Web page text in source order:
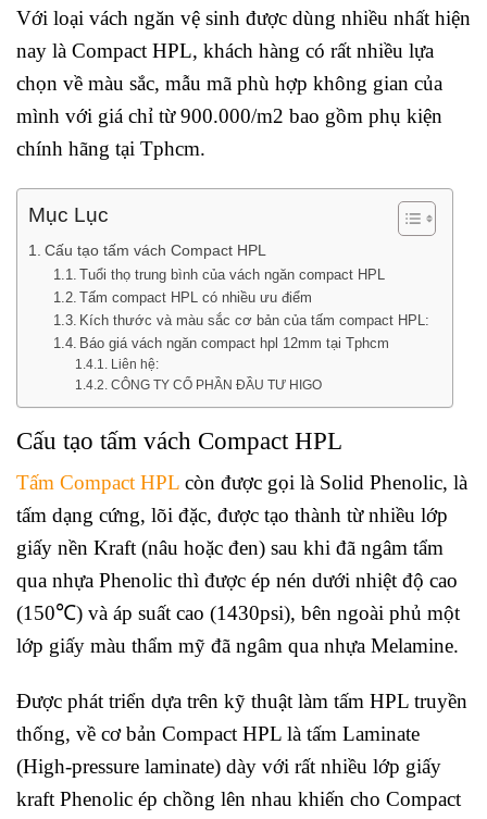
Với loại vách ngăn vệ sinh được dùng nhiều nhất hiện
nay là Compact HPL, khách hàng có rất nhiều lựa
chọn về màu sắc, mẫu mã phù hợp không gian của
mình với giá chỉ từ 900.000/m2 bao gồm phụ kiện
chính hãng tại Tphcm.
Mục Lục
Cấu tạo tấm vách Compact HPL
Tuổi thọ trung bình của vách ngăn compact HPL
Tấm compact HPL có nhiều ưu điểm
Kích thước và màu sắc cơ bản của tấm compact HPL:
Báo giá vách ngăn compact hpl 12mm tại Tphcm
Liên hệ:
CÔNG TY CỔ PHẦN ĐẦU TƯ HIGO
Cấu tạo tấm vách Compact HPL
Tấm Compact HPL còn được gọi là Solid Phenolic, là
tấm dạng cứng, lõi đặc, được tạo thành từ nhiều lớp
giấy nền Kraft (nâu hoặc đen) sau khi đã ngâm tẩm
qua nhựa Phenolic thì được ép nén dưới nhiệt độ cao
(150℃) và áp suất cao (1430psi), bên ngoài phủ một
lớp giấy màu thẩm mỹ đã ngâm qua nhựa Melamine.
Được phát triển dựa trên kỹ thuật làm tấm HPL truyền
thống, về cơ bản Compact HPL là tấm Laminate
(High-pressure laminate) dày với rất nhiều lớp giấy
kraft Phenolic ép chồng lên nhau khiến cho Compact